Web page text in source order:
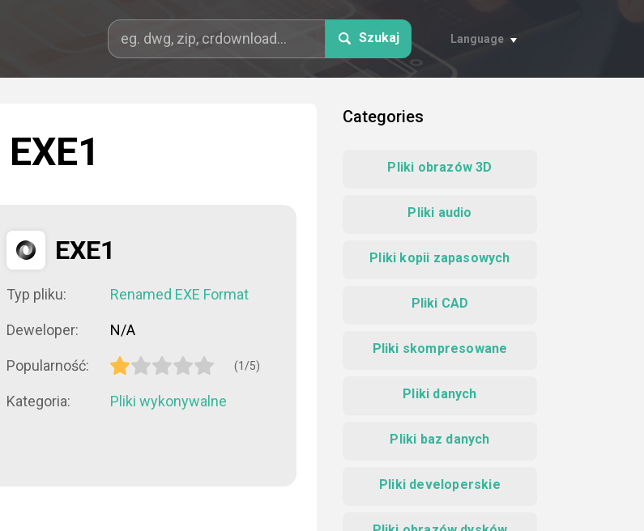
Szukaj Language
EXE1
EXE1
Typ pliku: Renamed EXE Format
Deweloper: N/A
Popularność: (1/5)
Kategoria: Pliki wykonywalne
Categories
Pliki obrazów 3D
Pliki audio
Pliki kopii zapasowych
Pliki CAD
Pliki skompresowane
Pliki danych
Pliki baz danych
Pliki developerskie